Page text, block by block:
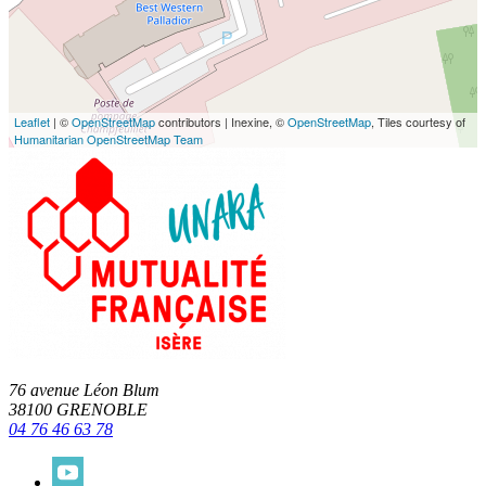
Leaflet | ©OpenStreetMapcontributors | Inexine, ©OpenStreetMap, Tiles courtesy of
Humanitarian OpenStreetMap Team
76 avenue Léon Blum
38100 GRENOBLE
04 76 46 63 78